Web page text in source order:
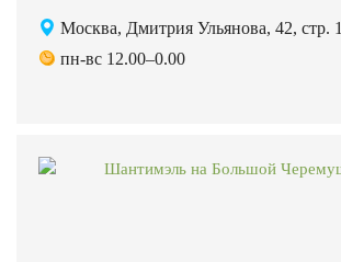
Москва, Дмитрия Ульянова, 42, стр. 1
пн-вс 12.00–0.00